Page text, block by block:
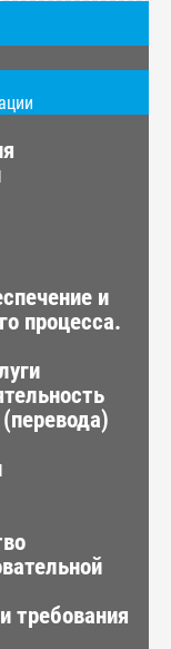
и
процесса.
требования